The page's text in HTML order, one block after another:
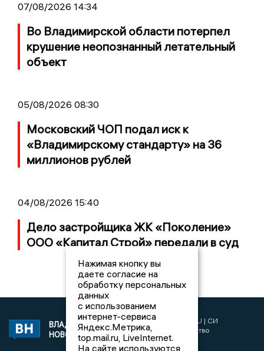
07/08/2026 14:34
Во Владимирской области потерпел
крушение неопознанный летательный
объект
05/08/2026 08:30
Московский ЧОП подал иск к
«Владимирскому стандарту» на 36
миллионов рублей
04/08/2026 15:40
Дело застройщика ЖК «Поколение»
ООО «Капитал Строй» передали в суд
ВЛАДИМИРСКИЕ
НОВОСТИ
2017 © NEWSVLADIMIR.RU | СИ
«Информационное агентство
Владимирские новости»
Нажимая кнопку вы
даете согласие на
обработку персональных
данных
с использованием
интернет-сервиса
Яндекс.Метрика,
top.mail.ru, LiveInternet.
На сайте используются